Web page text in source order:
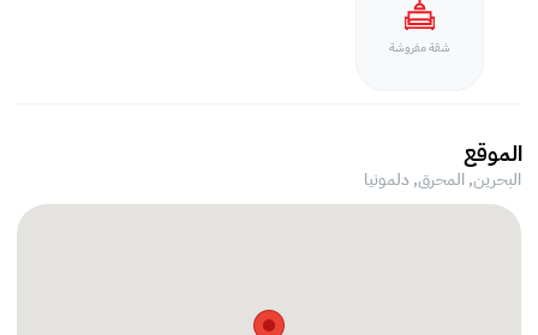
شقة مفروشة
الموقع
البحرين, المحرق, دلمونيا